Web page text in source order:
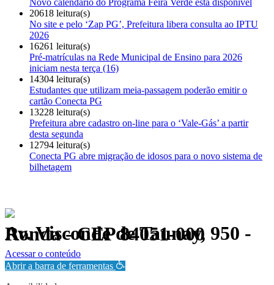
20618 leitura(s)
No site e pelo ‘Zap PG’, Prefeitura libera consulta ao IPTU
2026
16261 leitura(s)
Pré-matrículas na Rede Municipal de Ensino para 2026
iniciam nesta terça (16)
14304 leitura(s)
Estudantes que utilizam meia-passagem poderão emitir o
cartão Conecta PG
13228 leitura(s)
Prefeitura abre cadastro on-line para o ‘Vale-Gás’ a partir
desta segunda
12794 leitura(s)
Conecta PG abre migração de idosos para o novo sistema de
bilhetagem
Av. Visconde de Taunay, 950 - Ronda - CEP 84051-000
Política de Privacidade.
Acessar o conteúdo
Abrir a barra de ferramentas